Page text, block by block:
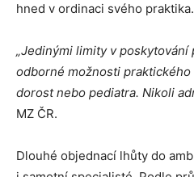
hned v ordinaci svého praktika.
„Jedinými limity v
odborné možnosti
dorost nebo pediatra. Nikoli
MZ ČR.
Dlouhé objednací lhůty do